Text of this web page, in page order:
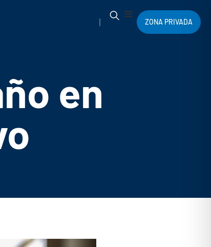
ZONA PRIVADA
en